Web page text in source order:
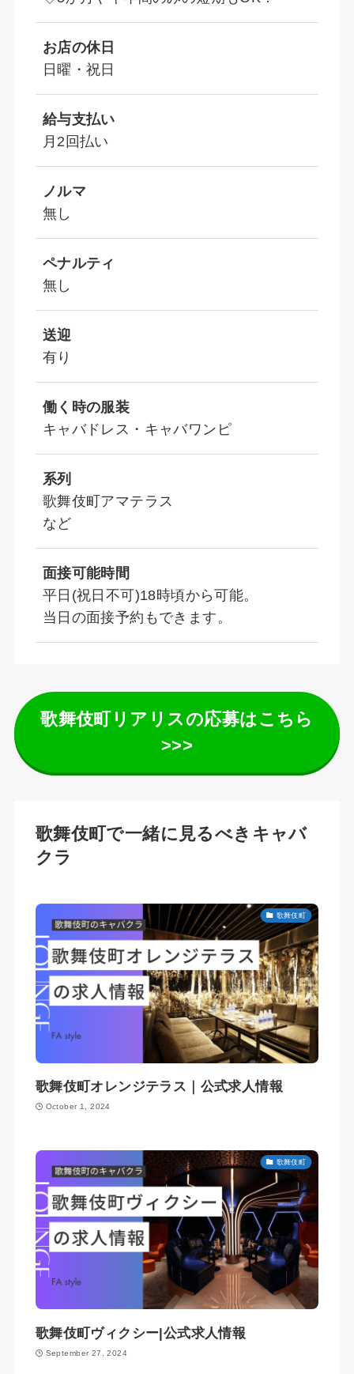
お店の休日
日曜・祝日
給与支払い
月2回払い
ノルマ
無し
ペナルティ
無し
送迎
有り
働く時の服装
キャバドレス・キャバワンピ
系列
歌舞伎町アマテラス
など
面接可能時間
平日(祝日不可)18時頃から可能。
当日の面接予約もできます。
歌舞伎町リアリスの応募はこちら
>>>
歌舞伎町で一緒に見るべきキャバ
クラ
歌舞伎町
歌舞伎町オレンジテラス｜公式求人情報
October 1, 2024
歌舞伎町
歌舞伎町ヴィクシー|公式求人情報
September 27, 2024